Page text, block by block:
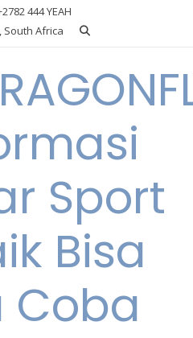
444 YEAH
South Africa
Sport
Bisa
Coba